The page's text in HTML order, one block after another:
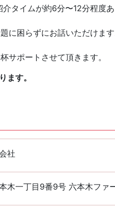
タイムが約6分〜12分程度
に困らずにお話いただけます
サポートさせて頂きます。
ます。
社
木一丁目9番9号 六本木ファ